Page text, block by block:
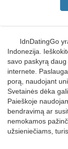
IdnDatingGo
Indonezija.
savo paskyrą
internete.
porą, naudojant
Svetainės dėka
Paieškoje
bendravimą ar
nemokamos
užsieniečiams,